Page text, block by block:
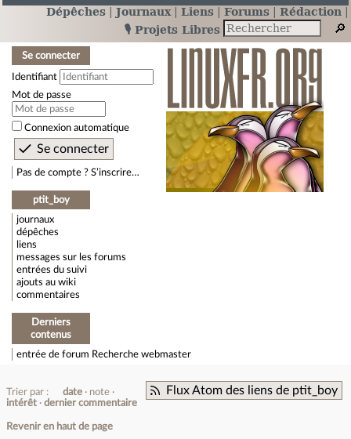
Dépêches Journaux Liens Forums
Rédaction
🎙️ Projets Libres
Se connecter
Identifiant
Mot de passe
Connexion automatique
Pas de compte ? S’inscrire…
ptit_boy
journaux
dépêches
liens
messages sur les forums
entrées du suivi
ajouts au wiki
commentaires
Derniers
contenus
entrée de forum Recherche webmaster
Flux Atom des liens de ptit_boy
Trier par : date
note
intérêt
dernier commentaire
Revenir en haut de page